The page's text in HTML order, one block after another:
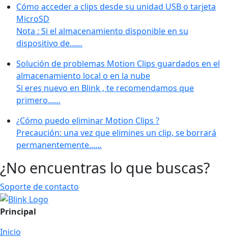
Cómo acceder a clips desde su unidad USB o tarjeta
MicroSD
Nota : Si el almacenamiento disponible en su
dispositivo de...…
Solución de problemas Motion Clips guardados en el
almacenamiento local o en la nube
Si eres nuevo en Blink , te recomendamos que
primero...…
¿Cómo puedo eliminar Motion Clips ?
Precaución: una vez que elimines un clip, se borrará
permanentemente...…
¿No encuentras lo que buscas?
Soporte de contacto
Principal
Inicio